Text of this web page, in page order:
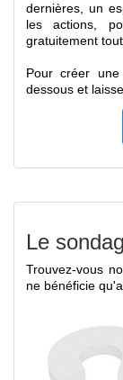
dernières, un
les actions,
gratuitement
Pour créer
dessous et
Le
Trouvez-vous
ne bénéficie